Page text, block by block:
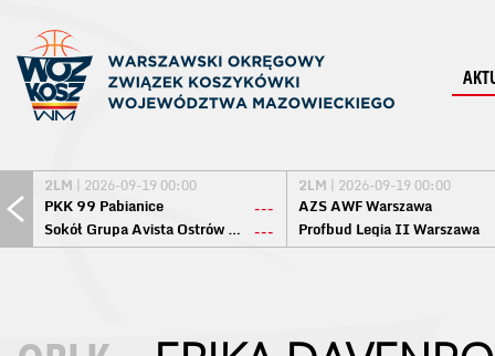
2LM | 2026-09-19 00:00
PKK 99 Pabianice
---
Sokół Grupa Avista Ostrów Maz. ---
2LM | 2026-09-19 00:00
AZS AWF Warszawa
Profbud Legia II Warszawa